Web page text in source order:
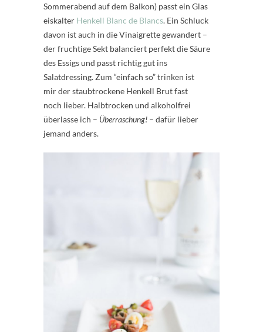
Sommerabend auf dem Balkon) passt ein Glas
eiskalter Henkell Blanc de Blancs. Ein Schluck
davon ist auch in die Vinaigrette gewandert –
der fruchtige Sekt balanciert perfekt die Säure
des Essigs und passt richtig gut ins
Salatdressing. Zum “einfach so” trinken ist
mir der staubtrockene Henkell Brut fast
noch lieber. Halbtrocken und alkoholfrei
überlasse ich – Überraschung! – dafür lieber
jemand anders.